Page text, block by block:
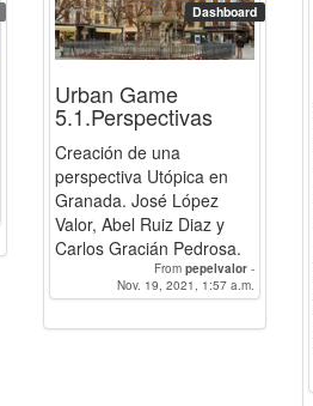
Dashboard
Urban Game
5.1.Perspectivas
Creación de una
perspectiva Utópica en
Granada. José López
Valor, Abel Ruiz Diaz y
Carlos Gracián Pedrosa.
From pepelvalor-
CarlosGraciánPedrosa-
Abelruizdiaz
Nov. 19, 2021, 1:57 a.m.